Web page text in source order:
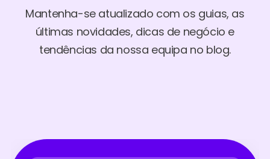
Mantenha-se atualizado com os guias, as
últimas novidades, dicas de negócio e
tendências da nossa equipa no blog.